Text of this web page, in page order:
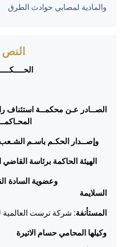
والمادية لمصابي حوادث الطرق
النص
الصــادر عـن محكمــة استئناف
وإصــدار الحكـم باسـم
الهيئة الحاكمة برئاسة القاضي
وعضوية السادة
السلايمة
المستأنفة: شركة ترست العالمية
وكيلها المحامي حسام الاتيرة